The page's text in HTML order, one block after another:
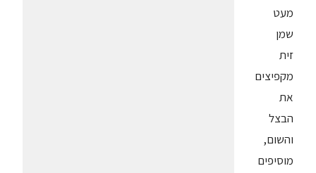
מעט
שמן
זית
מקפיצים
את
הבצל
והשום,
מוסיפים